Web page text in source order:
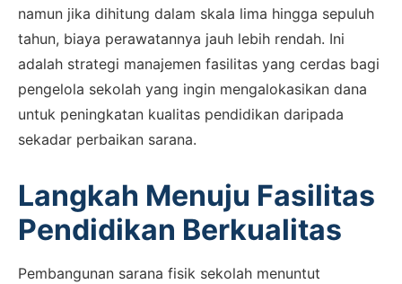
namun jika dihitung dalam skala lima hingga sepuluh
tahun, biaya perawatannya jauh lebih rendah. Ini
adalah strategi manajemen fasilitas yang cerdas bagi
pengelola sekolah yang ingin mengalokasikan dana
untuk peningkatan kualitas pendidikan daripada
sekadar perbaikan sarana.
Langkah Menuju Fasilitas
Pendidikan Berkualitas
Pembangunan sarana fisik sekolah menuntut